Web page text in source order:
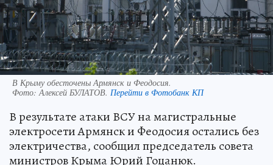
В Крыму обесточены Армянск и Феодосия.
Фото:Алексей БУЛАТОВ. Перейти в Фотобанк КП
В результате атаки ВСУ на магистральные
электросети Армянск и Феодосия остались без
электричества, сообщил председатель совета
министров Крыма Юрий Гоцанюк.